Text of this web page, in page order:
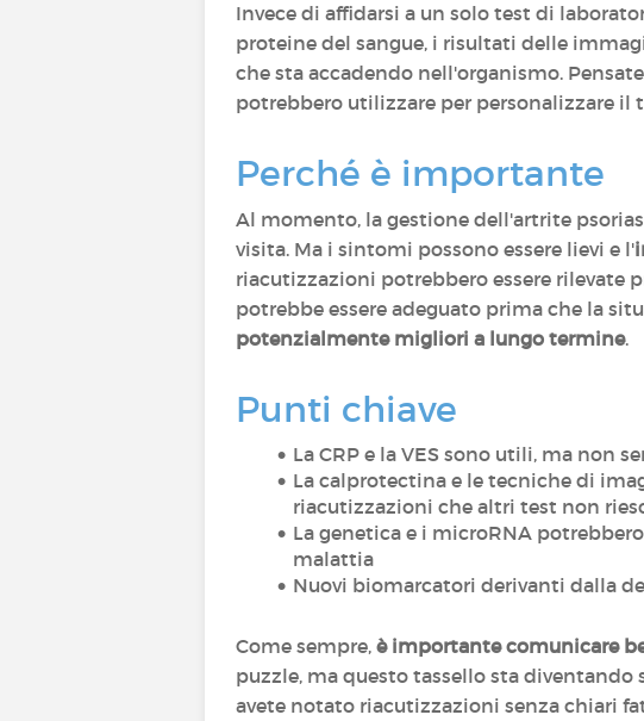
Invece di affidarsi a un solo test di
proteine del sangue, i risultati delle
che sta accadendo nell'organismo.
potrebbero utilizzare per personalizzare
Perché è importante
Al momento, la gestione dell'artrite
visita. Ma i sintomi possono essere lievi e l'
riacutizzazioni potrebbero essere
potrebbe essere adeguato prima che la
potenzialmente migliori a lungo termine.
Punti chiave
La CRP e la VES sono utili, ma non
La calprotectina e le tecniche di
riacutizzazioni che altri test non
La genetica e i microRNA
malattia
Nuovi biomarcatori derivanti dalla
Come sempre, è importante comunicare
puzzle, ma questo tassello sta
avete notato riacutizzazioni senza chiari